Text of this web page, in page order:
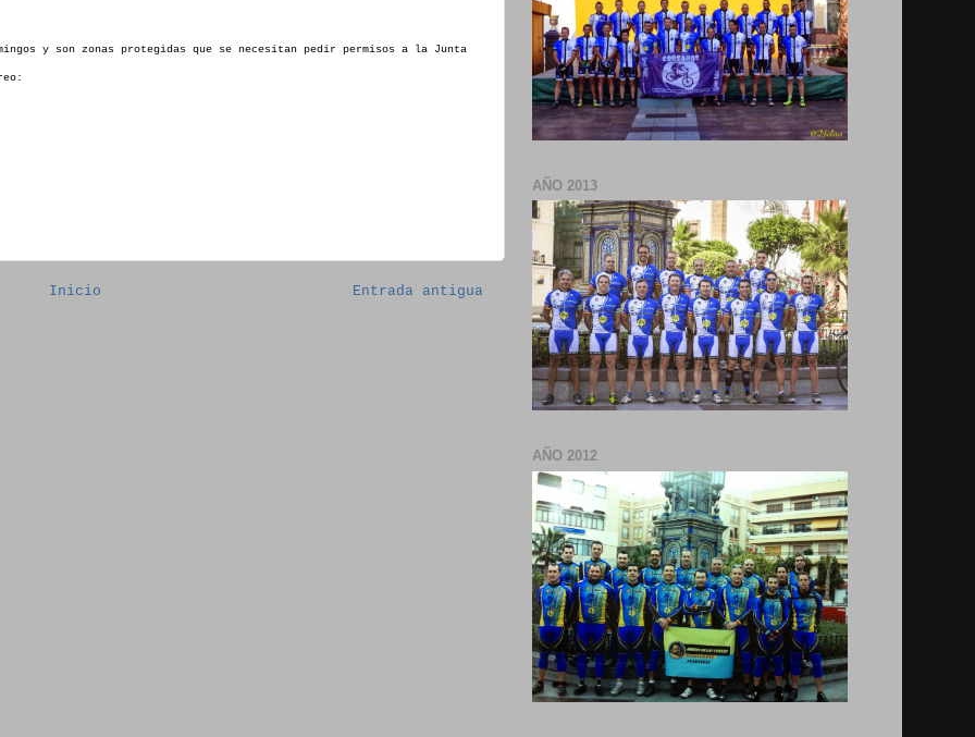
y son zonas protegidas que se necesitan pedir permisos a la Junta
Entrada antigua
Inicio
AÑO 2013
AÑO 2012